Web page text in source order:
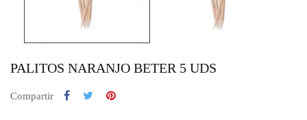
PALITOS NARANJO BETER 5 UDS
Compartir